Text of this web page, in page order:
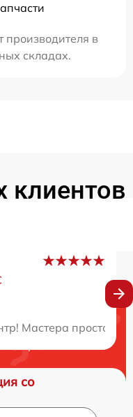
производителя в
складах.
Мастера просто
со